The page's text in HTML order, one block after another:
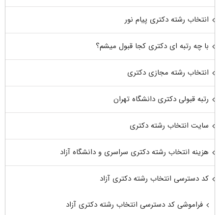
انتخاب رشته دکتری پیام نور
با چه رتبه ای دکتری کجا قبول میشم؟
انتخاب رشته مجازی دکتری
رتبه قبولی دکتری دانشگاه تهران
سایت انتخاب رشته دکتری
هزینه انتخاب رشته دکتری سراسری و دانشگاه آزاد
کد دسترسی انتخاب رشته دکتری آزاد
فراموشی کد دسترسی انتخاب رشته دکتری آزاد